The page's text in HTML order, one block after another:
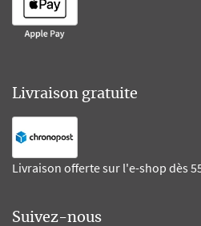
Livraison gratuite
Livraison offerte sur l'e-shop dès
Suivez-nous